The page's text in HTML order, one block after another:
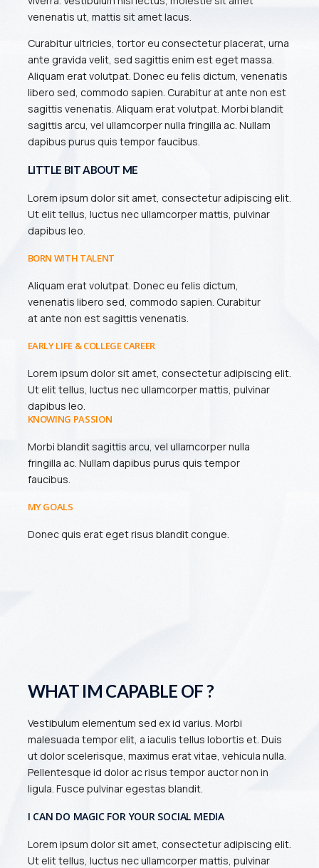
IS MY
venenatis ut, mattis sit amet lacus.
Curabitur ultricies, tortor eu consectetur placerat, urna
ante gravida velit, sed sagittis enim est eget massa.
Aliquam erat volutpat. Donec eu felis dictum, venenatis
libero sed, commodo sapien. Curabitur at ante non est
sagittis venenatis. Aliquam erat volutpat. Morbi blandit
sagittis arcu, vel ullamcorper nulla fringilla ac. Nullam
dapibus purus quis tempor faucibus.
LITTLE BIT ABOUT ME
Lorem ipsum dolor sit amet, consectetur adipiscing elit.
Ut elit tellus, luctus nec ullamcorper mattis, pulvinar
dapibus leo.
BORN WITH TALENT
Aliquam erat volutpat. Donec eu felis dictum,
venenatis libero sed, commodo sapien. Curabitur
at ante non est sagittis venenatis.
EARLY LIFE & COLLEGE CAREER
Lorem ipsum dolor sit amet, consectetur adipiscing elit.
Ut elit tellus, luctus nec ullamcorper mattis, pulvinar
dapibus leo.
KNOWING PASSION
Morbi blandit sagittis arcu, vel ullamcorper nulla
fringilla ac. Nullam dapibus purus quis tempor
faucibus.
MY GOALS
Donec quis erat eget risus blandit congue.
WHAT IM CAPABLE OF ?
Vestibulum elementum sed ex id varius. Morbi
malesuada tempor elit, a iaculis tellus lobortis et. Duis
ut dolor scelerisque, maximus erat vitae, vehicula nulla.
Pellentesque id dolor ac risus tempor auctor non in
ligula. Fusce pulvinar egestas blandit.
I CAN DO MAGIC FOR YOUR SOCIAL MEDIA
Lorem ipsum dolor sit amet, consectetur adipiscing elit.
Ut elit tellus, luctus nec ullamcorper mattis, pulvinar